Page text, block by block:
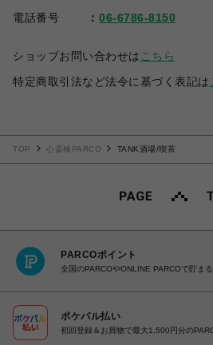
電話番号
06-6786-8150
ショップお問い合わせは こちら
特定商取引法など法令に基づく表記は
TOP 心斎橋PARCO TANK酒場/喫茶
PARCOポイント
全国のPARCOやONLINE PARCOで貯ま
ポケパル払い
初回登録＆お買物で最大1,500円分の